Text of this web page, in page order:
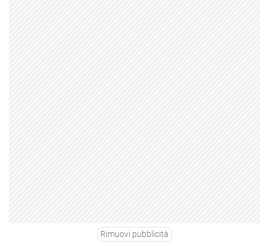
Rimuovi pubblicità